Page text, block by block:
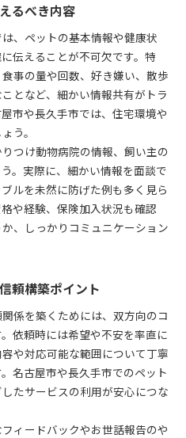
るべき内容
、ペットの基本情報や健康状
伝えることが不可欠です。特
事の量や回数、好き嫌い、散歩
となど、細かい情報共有がトラ
市や長久手市では、住宅環境や
う。
つけ動物病院の情報、飼い主の
。実際に、細かい情報を面談で
ルを未然に防げた例も多く見ら
や経験、保険加入状況も確認
、しっかりコミュニケーション
頼構築ポイント
係を築くためには、双方向のコ
依頼時には希望や不安を率直に
や対応可能な範囲について丁寧
名古屋市や長久手市でのペット
たサービスの利用が安心につな
ィードバックやお世話報告のや